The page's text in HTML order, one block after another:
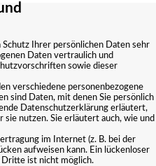
Ihrer persönlichen Daten sehr
Daten vertraulich und
sowie dieser
verschiedene personenbezogene
sind Daten, mit denen Sie persönlich
Datenschutzerklärung erläutert,
nutzen. Sie erläutert auch, wie und
im Internet (z. B. bei der
aufweisen kann. Ein lückenloser
ist nicht möglich.